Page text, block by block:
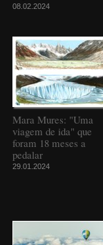
08.02.2024
Mara Mures: "Uma
viagem de ida" que
foram 18 meses a
pedalar
29.01.2024